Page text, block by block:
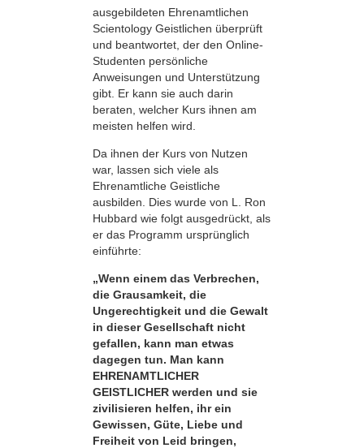
ausgebildeten Ehrenamtlichen
Scientology Geistlichen überprüft
und beantwortet, der den Online-
Studenten persönliche
Anweisungen und Unterstützung
gibt. Er kann sie auch darin
beraten, welcher Kurs ihnen am
meisten helfen wird.
Da ihnen der Kurs von Nutzen
war, lassen sich viele als
Ehrenamtliche Geistliche
ausbilden. Dies wurde von L. Ron
Hubbard wie folgt ausgedrückt, als
er das Programm ursprünglich
einführte:
„Wenn einem das Verbrechen,
die Grausamkeit, die
Ungerechtigkeit und die Gewalt
in dieser Gesellschaft nicht
gefallen, kann man etwas
dagegen tun. Man kann
EHRENAMTLICHER
GEISTLICHER werden und sie
zivilisieren helfen, ihr ein
Gewissen, Güte, Liebe und
Freiheit von Leid bringen,